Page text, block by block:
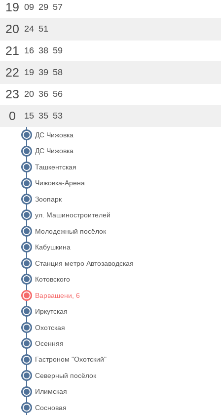
19 09 29 57
20 24 51
21 16 38 59
22 19 39 58
23 20 36 56
0 15 35 53
ДС Чижовка
ДС Чижовка
Ташкентская
Чижовка-Арена
Зоопарк
ул. Машиностроителей
Молодежный посёлок
Кабушкина
Станция метро Автозаводская
Котовского
Варвашени, 6
Иркутская
Охотская
Осенняя
Гастроном "Охотский"
Северный посёлок
Илимская
Сосновая